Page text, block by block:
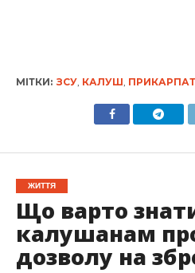
МІТКИ: ЗСУ, КАЛУШ,
ЖИТТЯ
Що варто
калушанам
дозволу на